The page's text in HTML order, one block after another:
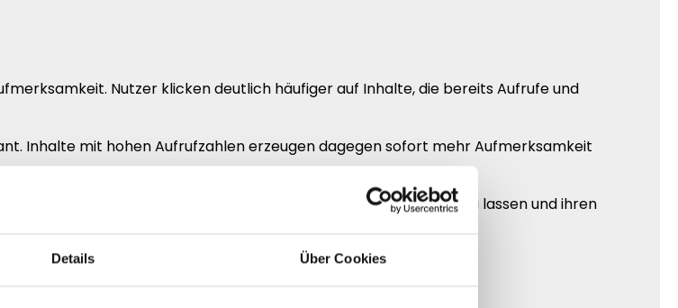
Details Über Cookies
Nutzer klicken deutlich häufiger auf Inhalte, die bereits Aufrufe und
Inhalte mit hohen Aufrufzahlen erzeugen dagegen sofort mehr Aufmerksamkeit
zu wollen, um ihre Inhalte sichtbarer wirken zu lassen und ihren
und deinen gesamten Auftritt auf Kick hochwertiger aufzubauen.